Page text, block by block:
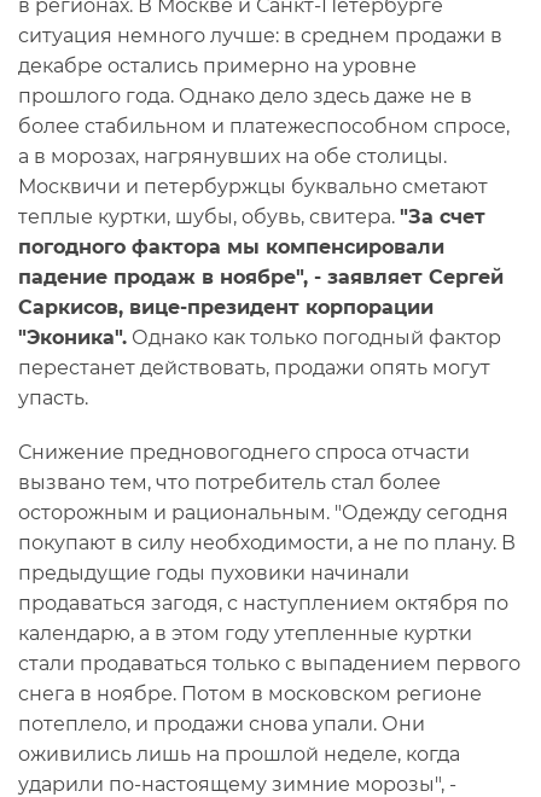
в регионах. В Москве и Санкт-Петербурге
ситуация немного лучше: в среднем продажи в
декабре остались примерно на уровне
прошлого года. Однако дело здесь даже не в
более стабильном и платежеспособном спросе,
а в морозах, нагрянувших на обе столицы.
Москвичи и петербуржцы буквально сметают
теплые куртки, шубы, обувь, свитера. "За счет
погодного фактора мы компенсировали
падение продаж в ноябре", - заявляет Сергей
Саркисов, вице-президент корпорации
"Эконика". Однако как только погодный фактор
перестанет действовать, продажи опять могут
упасть.
Снижение предновогоднего спроса отчасти
вызвано тем, что потребитель стал более
осторожным и рациональным. "Одежду сегодня
покупают в силу необходимости, а не по плану. В
предыдущие годы пуховики начинали
продаваться загодя, с наступлением октября по
календарю, а в этом году утепленные куртки
стали продаваться только с выпадением первого
снега в ноябре. Потом в московском регионе
потеплело, и продажи снова упали. Они
оживились лишь на прошлой неделе, когда
ударили по-настоящему зимние морозы", -